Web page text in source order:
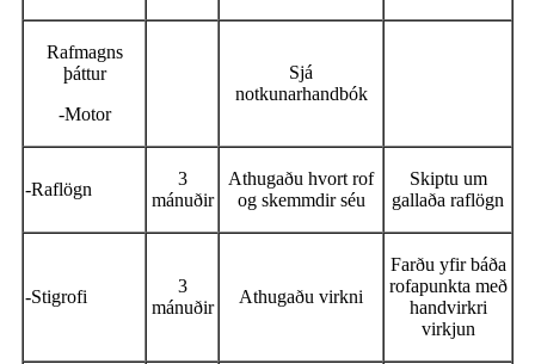
Rafmagns
þáttur
-Motor
Sjá
notkunarhandbók
-Raflögn
3
mánuðir
Athugaðu hvort rof
og skemmdir séu
Skiptu um
gallaða raflögn
-Stigrofi
3
mánuðir
Athugaðu virkni
Farðu yfir báða
rofapunkta með
handvirkri
virkjun